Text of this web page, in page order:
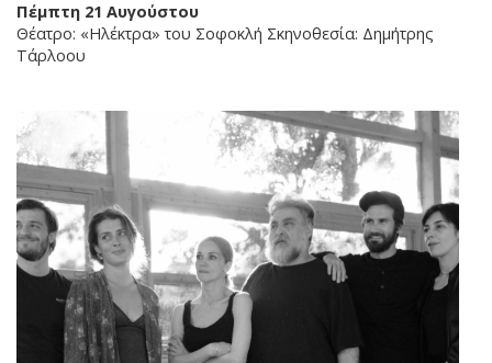
Πέμπτη 21 Αυγούστου
Θέατρο: «Ηλέκτρα» του Σοφοκλή Σκηνοθεσία: Δημήτρης
Τάρλοου